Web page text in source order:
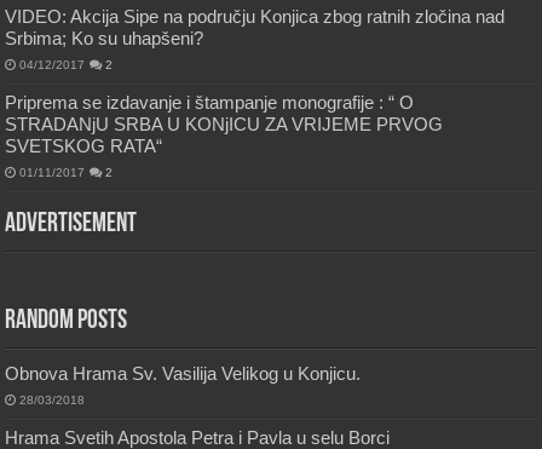
VIDEO: Akcija Sipe na području Konjica zbog ratnih zločina nad
Srbima; Ko su uhapšeni?
04/12/2017 2
Priprema se izdavanje i štampanje monografije : “ O
STRADANjU SRBA U KONjICU ZA VRIJEME PRVOG
SVETSKOG RATA“
01/11/2017 2
Advertisement
Random Posts
Obnova Hrama Sv. Vasilija Velikog u Konjicu.
28/03/2018
Hrama Svetih Apostola Petra i Pavla u selu Borci